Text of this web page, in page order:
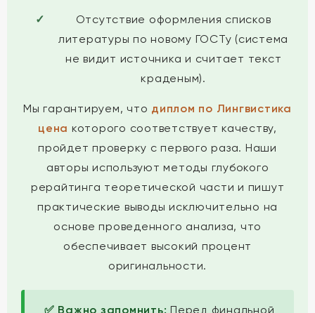
Отсутствие оформления списков
литературы по новому ГОСТу (система
не видит источника и считает текст
краденым).
Мы гарантируем, что диплом по Лингвистика
цена которого соответствует качеству,
пройдет проверку с первого раза. Наши
авторы используют методы глубокого
рерайтинга теоретической части и пишут
практические выводы исключительно на
основе проведенного анализа, что
обеспечивает высокий процент
оригинальности.
✅ Важно запомнить: Перед финальной